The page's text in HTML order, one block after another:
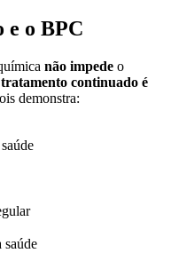
e o BPC
não impede o
tratamento continuado é
demonstra:
saúde